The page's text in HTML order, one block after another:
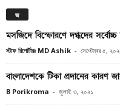
জ
মসজিদে বিস্ফোরণে দগ্ধদের সর্বোচ্চ
স্টাফ রিপোর্টারঃ MD Ashik - সেপ্টেম্বর ৫,
বাংলাদেশকে টিকা প্রদানের কারণ
B Porikroma - জুলাই ৩, ২০২১